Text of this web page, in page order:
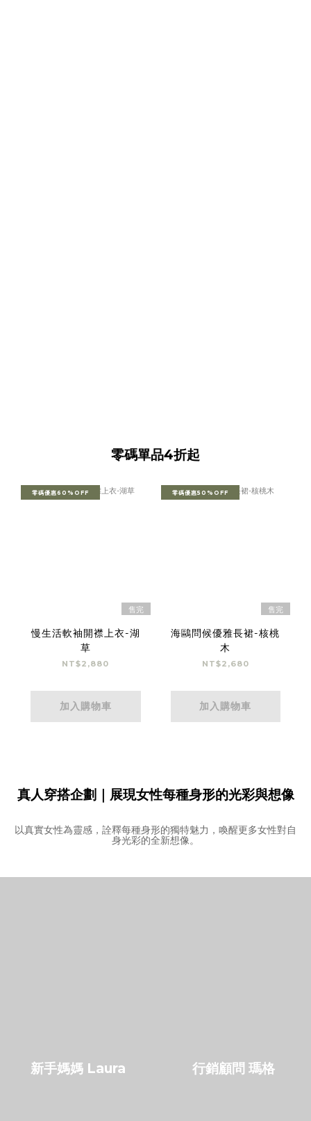
零碼單品4折起
零碼優惠60%OFF
售完
慢生活軟袖開襟上衣-湖
草
NT$2,880
加入購物車
零碼優惠50%OFF
售完
海鷗問候優雅長裙-核桃
木
NT$2,680
加入購物車
真人穿搭企劃｜展現女性每種身形的光彩與想像
以真實女性為靈感，詮釋每種身形的獨特魅力，喚醒更多女性對自
身光彩的全新想像。
新手媽媽 Laura 行銷顧問 瑪格